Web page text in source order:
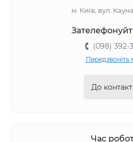
м. Київ, вул.
(098) 392-
Передзвоніть
До
Час